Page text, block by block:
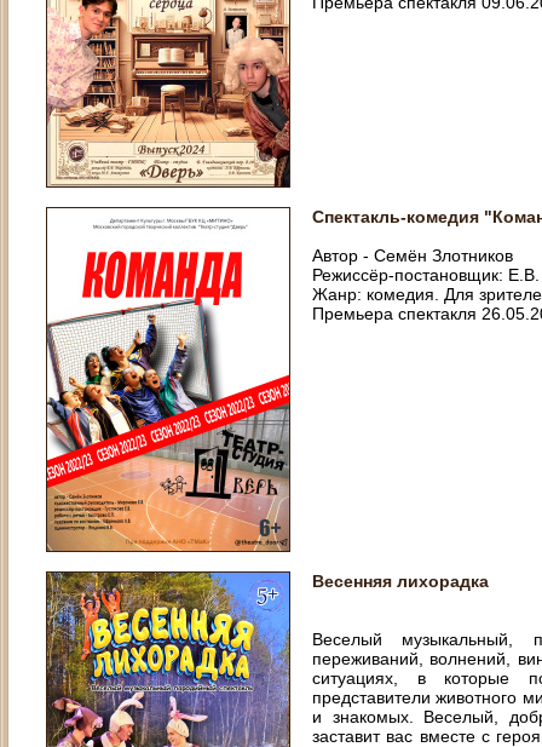
Спектакль-комедия
Автор - Семён Злотников
Режиссёр-постановщик: Е.В.
Жанр: комедия. Для
Премьера спектакля
Весенняя лихорадка
Веселый музыкальный,
переживаний, волнений,
ситуациях, в которые
представители животного
и знакомых. Веселый,
заставит вас вместе с